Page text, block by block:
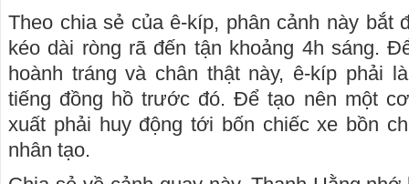
Theo chia sẻ của ê-kíp, phân cảnh này bắt
kéo dài ròng rã đến tận khoảng 4h sáng.
hoành tráng và chân thật này, ê-kíp phải
tiếng đồng hồ trước đó. Để tạo nên một
xuất phải huy động tới bốn chiếc xe bồn
nhân tạo.